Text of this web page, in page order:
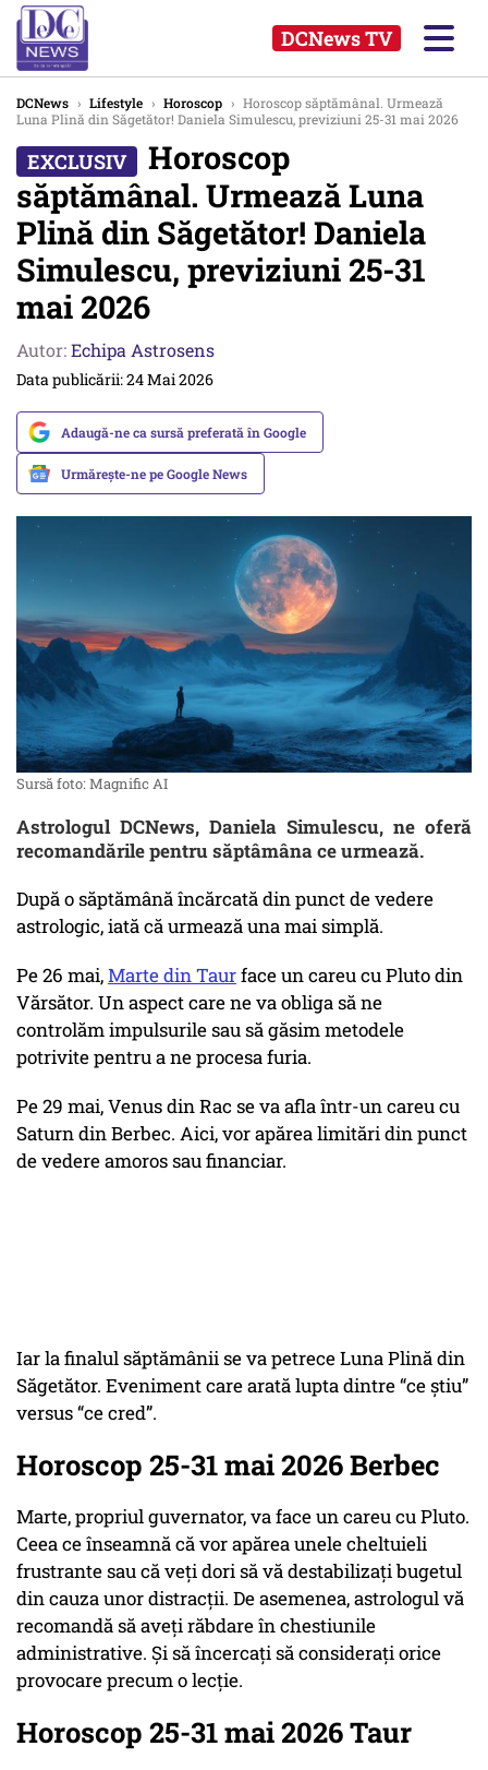
DCNews TV
DCNews › Lifestyle › Horoscop › Horoscop săptămânal. Urmează
Luna Plină din Săgetător! Daniela Simulescu, previziuni 25-31 mai 2026
Horoscop
săptămânal. Urmează Luna
Plină din Săgetător! Daniela
Simulescu, previziuni 25-31
mai 2026
Autor:Echipa Astrosens
Data publicării: 24 Mai 2026
Adaugă-ne ca sursă preferată în Google
Urmărește-ne pe Google News
Sursă foto: Magnific AI
Astrologul DCNews, Daniela Simulescu, ne oferă
recomandările pentru săptâmâna ce urmează.
După o săptămână încărcată din punct de vedere
astrologic, iată că urmează una mai simplă.
Pe 26 mai,Marte din Taurface un careu cu Pluto din
Vărsător. Un aspect care ne va obliga să ne
controlăm impulsurile sau să găsim metodele
potrivite pentru a ne procesa furia.
Pe 29 mai, Venus din Rac se va afla într-un careu cu
Saturn din Berbec. Aici, vor apărea limitări din punct
de vedere amoros sau financiar.
Iar la finalul săptămânii se va petrece Luna Plină din
Săgetător. Eveniment care arată lupta dintre “ce știu”
versus “ce cred”.
Horoscop 25-31 mai 2026 Berbec
Marte, propriul guvernator, va face un careu cu Pluto.
Ceea ce înseamnă că vor apărea unele cheltuieli
frustrante sau că veți dori să vă destabilizați bugetul
din cauza unor distracții. De asemenea, astrologul vă
recomandă să aveți răbdare în chestiunile
administrative. Și să încercați să considerați orice
provocare precum o lecție.
Horoscop 25-31 mai 2026 Taur